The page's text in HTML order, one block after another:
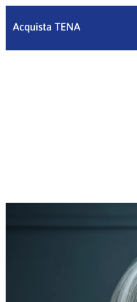
Vai
contenuto
Acquista TENA